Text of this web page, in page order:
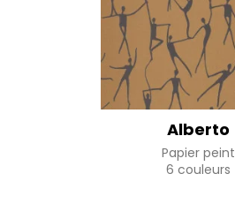
Alberto
Papier peint
6 couleurs